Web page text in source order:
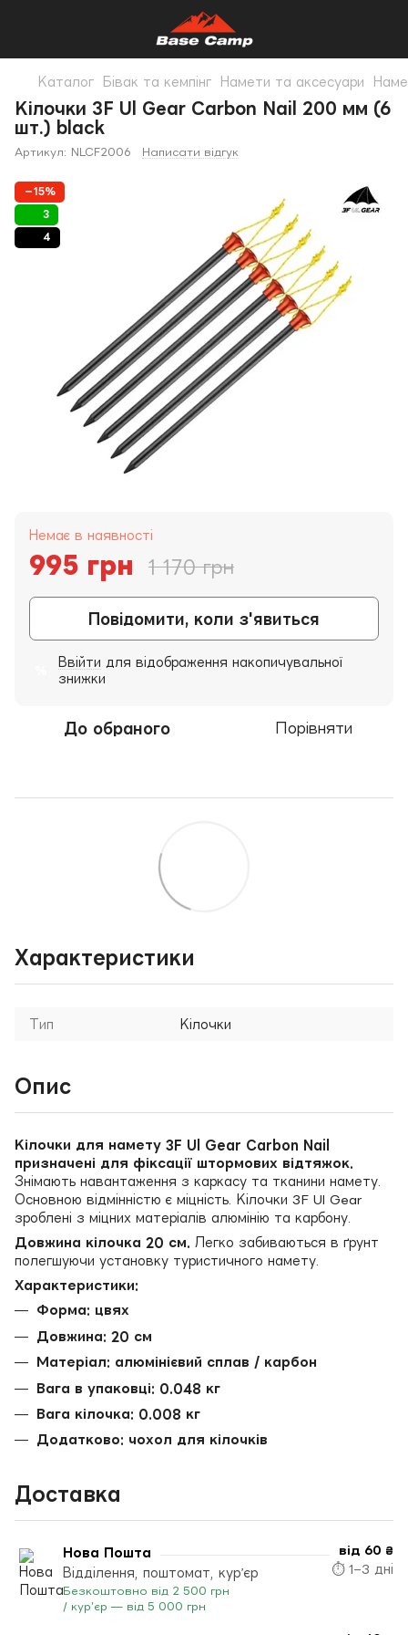
Каталог Бівак та кемпінг Намети та аксесуари
Кілочки 3F Ul Gear Carbon Nail 200 мм (6
шт.) black
Артикул: NLCF2006 Написати відгук
−15%
3
4
Немає в наявності
995 грн 1 170 грн
Повідомити, коли з'явиться
Ввійти для відображення накопичувальної
знижки
До обраного Порівняти
Характеристики
Тип Кілочки
Опис
Кілочки для намету 3F Ul Gear Carbon Nail
призначені для фіксації штормових відтяжок.
Знімають навантаження з каркасу та тканини намету.
Основною відмінністю є міцність. Кілочки 3F Ul Gear
зроблені з міцних матеріалів алюмінію та карбону.
Довжина кілочка 20 см. Легко забиваються в ґрунт
полегшуючи установку туристичного намету.
Характеристики:
Форма: цвях
Довжина: 20 см
Матеріал: алюмінієвий сплав / карбон
Вага в упаковці: 0.048 кг
Вага кілочка: 0.008 кг
Додатково: чохол для кілочків
Доставка
Нова Пошта
Відділення, поштомат, кур’єр
Безкоштовно від 2 500 грн
/ кур’єр — від 5 000 грн
від 60 ₴
⏱ 1–3 дні